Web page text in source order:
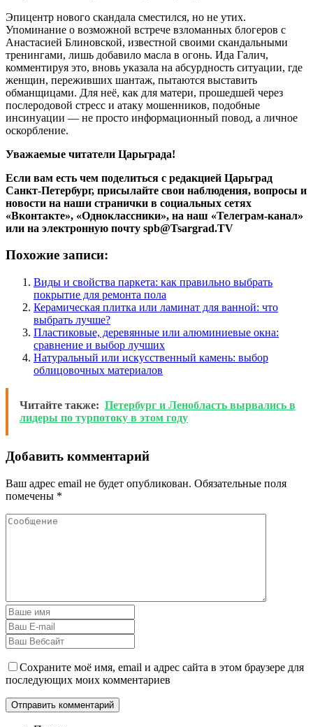
Эпицентр нового скандала сместился, но не утих.
Упоминание о возможной встрече взломанных блогеров с
Анастасией Блиновской, известной своими скандальными
тренингами, лишь добавило масла в огонь. Ида Галич,
комментируя это, вновь указала на абсурдность ситуации, где
женщин, переживших шантаж, пытаются выставить
обманщицами. Для неё, как для матери, прошедшей через
послеродовой стресс и атаку мошенников, подобные
инсинуации — не просто информационный повод, а личное
оскорбление.
Уважаемые читатели Царьграда!
Если вам есть чем поделиться с редакцией Царьград
Санкт-Петербург, присылайте свои наблюдения, вопросы и
новости на наши странички в социальных сетях
«Вконтакте», «Одноклассники», на наш «Телеграм-канал»
или на электронную почту spb@Tsargrad.TV
Похожие записи:
Виды и свойства паркета: как правильно выбрать
покрытие для ремонта пола
Керамическая плитка или ламинат для ванной: что
выбрать лучше?
Пластиковые, деревянные или алюминиевые окна:
сравнение и выбор лучших
Натуральный или искусственный камень: выбор
облицовочных материалов
Читайте также: Петербург и Ленобласть вырвались в
лидеры по турпотоку в этом году
Добавить комментарий
Ваш адрес email не будет опубликован. Обязательные поля
помечены *
Сохраните моё имя, email и адрес сайта в этом браузере для
последующих моих комментариев